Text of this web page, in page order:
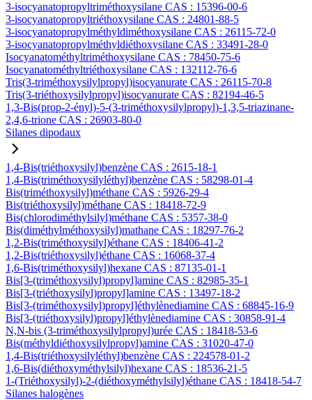
3-isocyanatopropyltriméthoxysilane CAS : 15396-00-6
3-isocyanatopropyltriéthoxysilane CAS : 24801-88-5
3-isocyanatopropylméthyldiméthoxysilane CAS : 26115-72-0
3-isocyanatopropylméthyldiéthoxysilane CAS : 33491-28-0
Isocyanatométhyltriméthoxysilane CAS : 78450-75-6
Isocyanatométhyltriéthoxysilane CAS : 132112-76-6
Tris(3-triméthoxysilylpropyl)isocyanurate CAS : 26115-70-8
Tris(3-triéthoxysilylpropyl)isocyanurate CAS : 82194-46-5
1,3-Bis(prop-2-ényl)-5-(3-triméthoxysilylpropyl)-1,3,5-triazinane-
2,4,6-trione CAS : 26903-80-0
Silanes dipodaux
1,4-Bis(triéthoxysilyl)benzène CAS : 2615-18-1
1,4-Bis(triméthoxysilyléthyl)benzène CAS : 58298-01-4
Bis(triméthoxysilyl)méthane CAS : 5926-29-4
Bis(triéthoxysilyl)méthane CAS : 18418-72-9
Bis(chlorodiméthylsilyl)méthane CAS : 5357-38-0
Bis(diméthylméthoxysilyl)mathane CAS : 18297-76-2
1,2-Bis(triméthoxysilyl)éthane CAS : 18406-41-2
1,2-Bis(triéthoxysilyl)éthane CAS : 16068-37-4
1,6-Bis(triméthoxysilyl)hexane CAS : 87135-01-1
Bis[3-(triméthoxysilyl)propyl]amine CAS : 82985-35-1
Bis[3-(triéthoxysilyl)propyl]amine CAS : 13497-18-2
Bis[3-(triméthoxysilyl)propyl]éthylènediamine CAS : 68845-16-9
Bis[3-(triéthoxysilyl)propyl]éthylènediamine CAS : 30858-91-4
N,N-bis (3-triméthoxysilylpropyl)urée CAS : 18418-53-6
Bis(méthyldiéthoxysilylpropyl)amine CAS : 31020-47-0
1,4-Bis(triéthoxysilyléthyl)benzène CAS : 224578-01-2
1,6-Bis(diéthoxyméthylsilyl)hexane CAS : 18536-21-5
1-(Triéthoxysilyl)-2-(diéthoxyméthylsilyl)éthane CAS : 18418-54-7
Silanes halogènes